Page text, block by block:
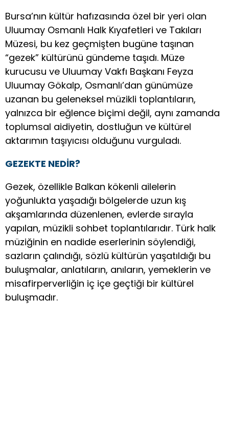
Bursa’nın kültür hafızasında özel bir yeri olan
Uluumay Osmanlı Halk Kıyafetleri ve Takıları
Müzesi, bu kez geçmişten bugüne taşınan
“gezek” kültürünü gündeme taşıdı. Müze
kurucusu ve Uluumay Vakfı Başkanı Feyza
Uluumay Gökalp, Osmanlı’dan günümüze
uzanan bu geleneksel müzikli toplantıların,
yalnızca bir eğlence biçimi değil, aynı zamanda
toplumsal aidiyetin, dostluğun ve kültürel
aktarımın taşıyıcısı olduğunu vurguladı.
GEZEKTE NEDİR?
Gezek, özellikle Balkan kökenli ailelerin
yoğunlukta yaşadığı bölgelerde uzun kış
akşamlarında düzenlenen, evlerde sırayla
yapılan, müzikli sohbet toplantılarıdır. Türk halk
müziğinin en nadide eserlerinin söylendiği,
sazların çalındığı, sözlü kültürün yaşatıldığı bu
buluşmalar, anlatıların, anıların, yemeklerin ve
misafirperverliğin iç içe geçtiği bir kültürel
buluşmadır.